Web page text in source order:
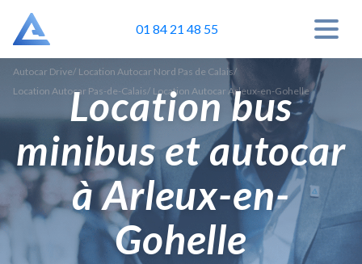
01 84 21 48 55
Autocar Drive/ Location Autocar Nord Pas de Calais/
Location Autocar Pas-de-Calais/ Location Autocar Arleux-en-Gohelle
Location bus
minibus et autocar
à Arleux-en-
Gohelle